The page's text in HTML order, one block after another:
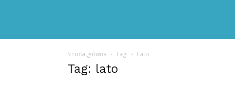
Strona główna Tagi Lato
Tag: lato